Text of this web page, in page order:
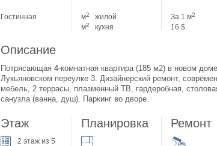
Гостинная м2
жилой
м2 кухня
За 1 м2
16 $
Описание
Потрясающая 4-комнатная квартира (185 м2) в новом
Лукьяновском переулке 3. Дизайнерский ремонт,
мебель, 2 террасы, плазменный ТВ, гардеробная,
санузла (ванна, душ). Паркинг во дворе.
Этаж
2 этаж из 5
Планировка Ремонт